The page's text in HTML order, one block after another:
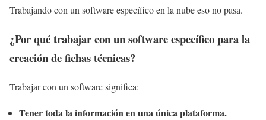
Trabajando con un software específico en la nube eso no pasa.
¿Por qué trabajar con un software específico para la
creación de fichas técnicas?
Trabajar con un software significa:
Tener toda la información en una única plataforma.